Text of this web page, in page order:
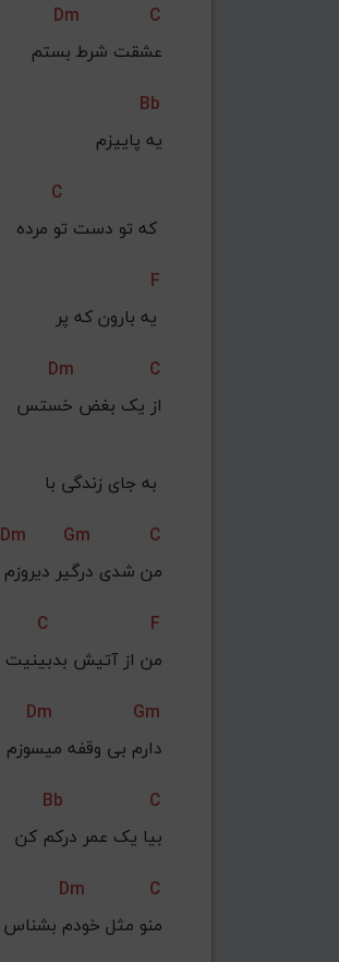
Dm
C
عشقت شرط بستم
Bb
یه پاییزم
C
F
Dm
C
از یک بغض خستس
Dm
Gm
C
من شدی درگیر دیروزم
C
F
من از آتیش بدبینیت
Dm
Gm
دارم بی وقفه میسوزم
Bb
C
بیا یک عمر درکم کن
Dm
C
منو مثل خودم بشناس